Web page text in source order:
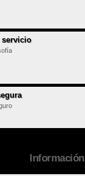
servicio
Información